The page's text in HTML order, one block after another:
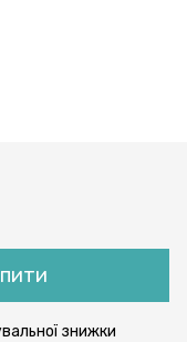
знижки